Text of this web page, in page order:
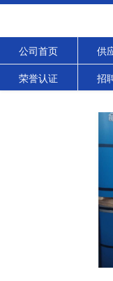
公司首页 供
荣誉认证 招